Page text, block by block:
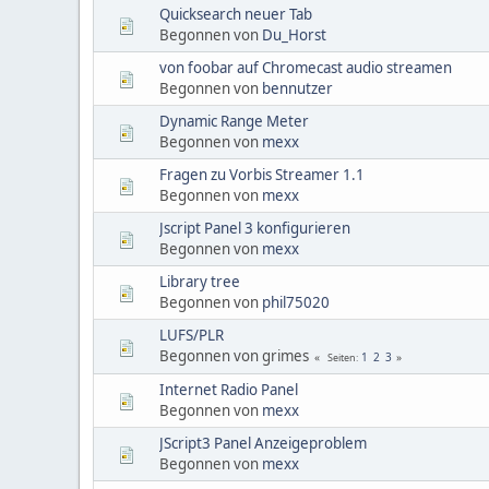
Quicksearch neuer Tab
Begonnen von Du_Horst
von foobar auf Chromecast audio streamen
Begonnen von bennutzer
Dynamic Range Meter
Begonnen von mexx
Fragen zu Vorbis Streamer 1.1
Begonnen von mexx
Jscript Panel 3 konfigurieren
Begonnen von mexx
Library tree
Begonnen von phil75020
LUFS/PLR
Begonnen von grimes
Seiten 1 2 3
Internet Radio Panel
Begonnen von mexx
JScript3 Panel Anzeigeproblem
Begonnen von mexx